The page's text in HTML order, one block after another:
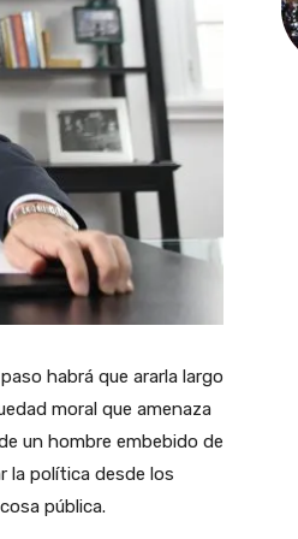
habrá que ararla largo
moral que amenaza
un hombre embebido de
la política desde los
pública.